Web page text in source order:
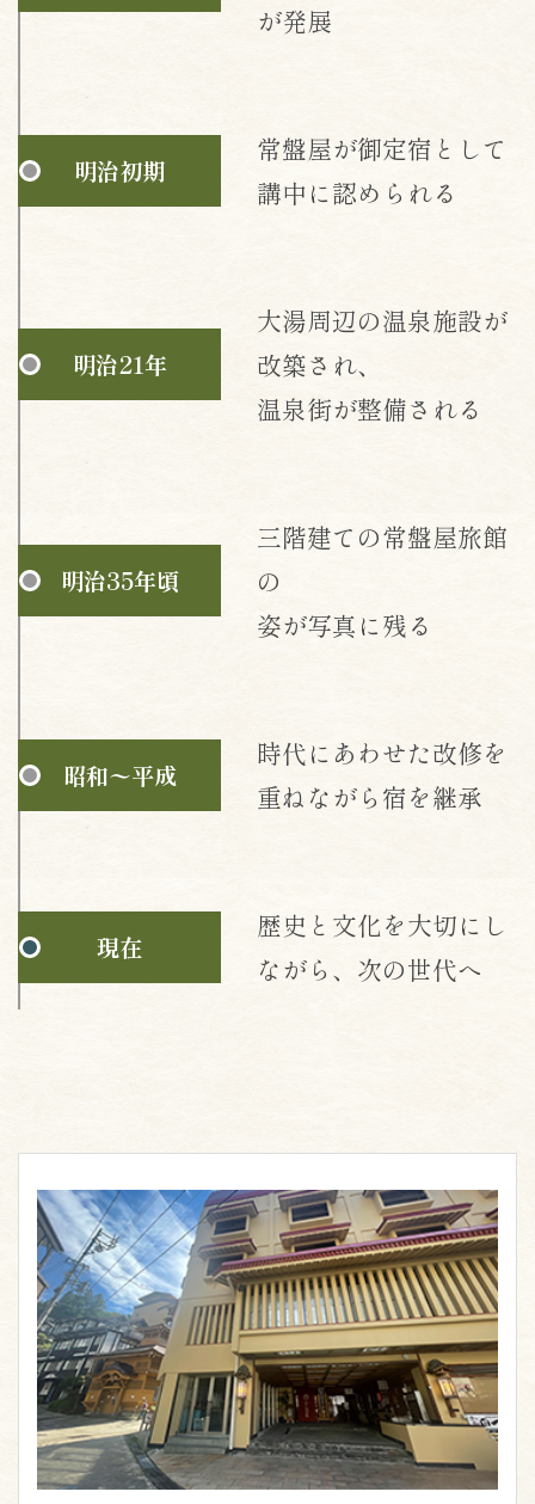
が発展
明治初期
常盤屋が御定宿として
講中に認められる
明治21年
大湯周辺の温泉施設が
改築され、
温泉街が整備される
明治35年頃
三階建ての常盤屋旅館
の
姿が写真に残る
昭和〜平成
時代にあわせた改修を
重ねながら宿を継承
現在
歴史と文化を大切にし
ながら、次の世代へ